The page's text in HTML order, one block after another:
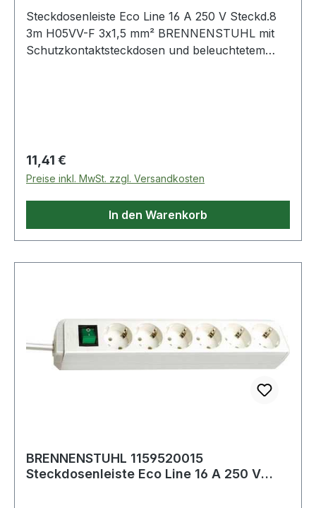
Steckdosenleiste Eco Line 16 A 250 V Steckd.8
3m H05VV-F 3x1,5 mm² BRENNENSTUHL mit
Schutzkontaktsteckdosen und beleuchtetem
Regulärer Preis:
11,41 €
Preise inkl. MwSt. zzgl. Versandkosten
In den Warenkorb
BRENNENSTUHL 1159520015
Steckdosenleiste Eco Line 16 A 250 V